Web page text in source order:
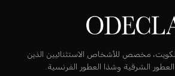
مخصص للأشخاص الاستثنائيين الذين
الشرقية وشذا العطور الفرنسية.